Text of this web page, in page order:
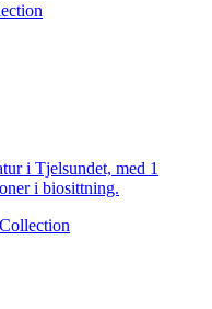
i Tjelsundet, med 1
i biosittning.